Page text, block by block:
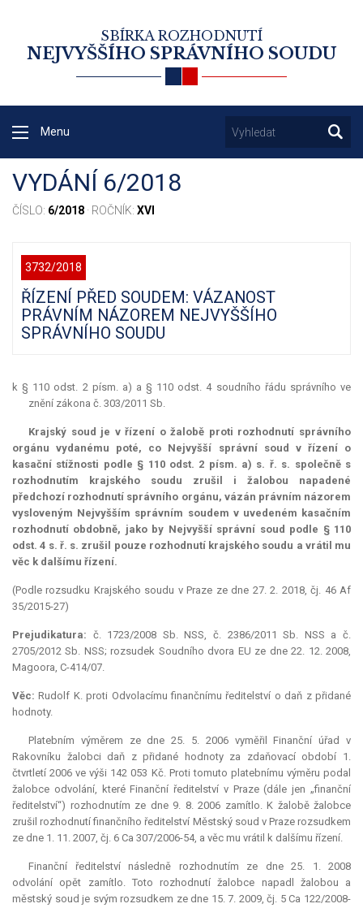
SBÍRKA ROZHODNUTÍ
NEJVYŠŠÍHO SPRÁVNÍHO SOUDU
Menu
VYDÁNÍ 6/2018
ČÍSLO: 6/2018 · ROČNÍK: XVI
3732/2018
ŘÍZENÍ PŘED SOUDEM: VÁZANOST
PRÁVNÍM NÁZOREM NEJVYŠŠÍHO
SPRÁVNÍHO SOUDU
k § 110 odst. 2 písm. a) a § 110 odst. 4 soudního řádu správního ve
znění zákona č. 303/2011 Sb.
Krajský soud je v řízení o žalobě proti rozhodnutí správního
orgánu vydanému poté, co Nejvyšší správní soud v řízení o
kasační stížnosti podle § 110 odst. 2 písm. a) s. ř. s. společně s
rozhodnutím krajského soudu zrušil i žalobou napadené
předchozí rozhodnutí správního orgánu, vázán právním názorem
vysloveným Nejvyšším správním soudem v uvedeném kasačním
rozhodnutí obdobně, jako by Nejvyšší správní soud podle § 110
odst. 4 s. ř. s. zrušil pouze rozhodnutí krajského soudu a vrátil mu
věc k dalšímu řízení.
(Podle rozsudku Krajského soudu v Praze ze dne 27. 2. 2018, čj. 46 Af
35/2015-27)
Prejudikatura: č. 1723/2008 Sb. NSS, č. 2386/2011 Sb. NSS a č.
2705/2012 Sb. NSS; rozsudek Soudního dvora EU ze dne 22. 12. 2008,
Magoora, C-414/07.
Věc: Rudolf K. proti Odvolacímu finančnímu ředitelství o daň z přidané
hodnoty.
Platebním výměrem ze dne 25. 5. 2006 vyměřil Finanční úřad v
Rakovníku žalobci daň z přidané hodnoty za zdaňovací období 1.
čtvrtletí 2006 ve výši 142 053 Kč. Proti tomuto platebnímu výměru podal
žalobce odvolání, které Finanční ředitelství v Praze (dále jen „finanční
ředitelství“) rozhodnutím ze dne 9. 8. 2006 zamítlo. K žalobě žalobce
zrušil rozhodnutí finančního ředitelství Městský soud v Praze rozsudkem
ze dne 1. 11. 2007, čj. 6 Ca 307/2006-54, a věc mu vrátil k dalšímu řízení.
Finanční ředitelství následně rozhodnutím ze dne 25. 1. 2008
odvolání opět zamítlo. Toto rozhodnutí žalobce napadl žalobou a
městský soud je svým rozsudkem ze dne 15. 7. 2009, čj. 5 Ca 122/2008-